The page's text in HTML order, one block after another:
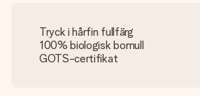
Tryck i hårfin fullfärg
100% biologisk bomull
GOTS-certifikat